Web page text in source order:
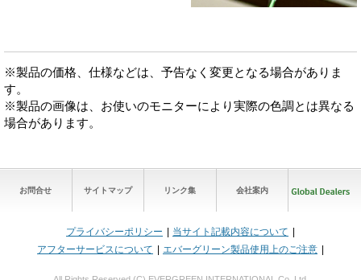
※製品の価格、仕様などは、予告なく変更となる場合がありま
す。
※製品の画像は、お使いのモニターにより実際の色調とは異なる
場合があります。
お問合せ サイトマップ リンク集 会社案内
プライバシーポリシー
当サイト記載内容について
アフターサービスについて
エバーグリーン製品使用上のご注意